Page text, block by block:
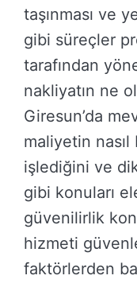
taşınması ve
gibi süreçler
tarafından
nakliyatın ne
Giresun’da
maliyetin
işlediğini ve
gibi konuları
güvenilirlik
hizmeti
faktörlerden